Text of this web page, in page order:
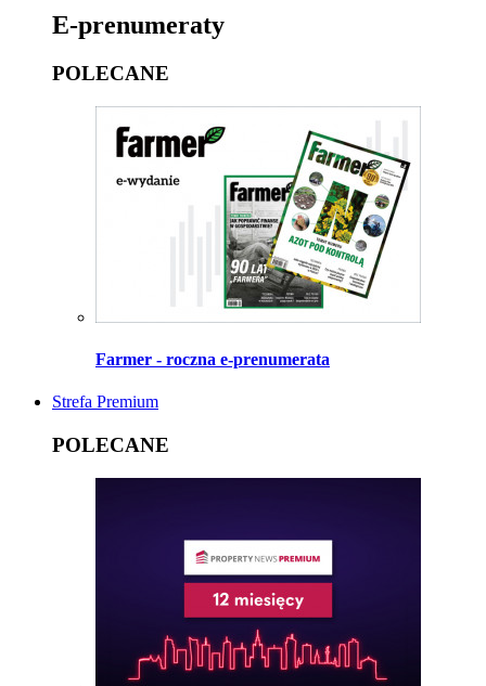
E-prenumeraty
POLECANE
Farmer - roczna e-prenumerata
Strefa Premium
POLECANE